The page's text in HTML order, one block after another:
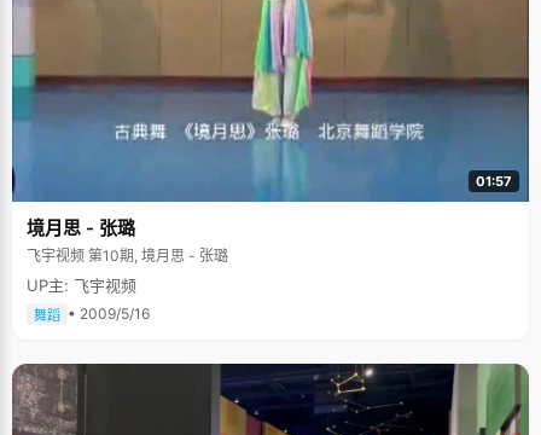
01:57
境月思 - 张璐
飞宇视频 第10期, 境月思 - 张璐
UP主: 飞宇视频
舞蹈 • 2009/5/16